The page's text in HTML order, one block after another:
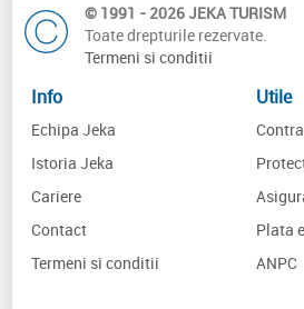
© 1991 - 2026 JEKA TURISM
Toate drepturile rezervate.
Termeni si conditii
Info
Echipa Jeka
Istoria Jeka
Cariere
Contact
Termeni si conditii
Utile
Plata
ANPC